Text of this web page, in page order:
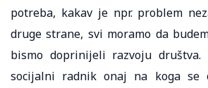
potreba, kakav je npr. problem
druge strane, svi moramo da
bismo doprinijeli razvoju
socijalni radnik onaj na koga se